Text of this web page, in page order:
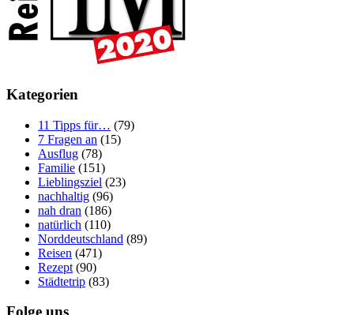
Kategorien
11 Tipps für… (79)
7 Fragen an (15)
Ausflug (78)
Familie (151)
Lieblingsziel (23)
nachhaltig (96)
nah dran (186)
natürlich (110)
Norddeutschland (89)
Reisen (471)
Rezept (90)
Städtetrip (83)
Folge uns